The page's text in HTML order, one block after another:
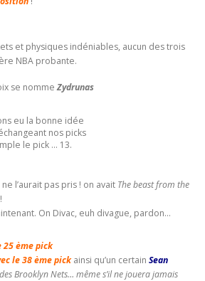
et physiques indéniables, aucun des trois
NBA probante.
se nommeZydrunas
eu la bonne idée
nos picks
le pick … 13.
l’aurait pas pris ! on avait The beast from the
On Divac, euh divague, pardon…
25 ème pick
le 38 ème pick ainsi qu’un certain Sean
Brooklyn Nets… même s’il ne jouera jamais